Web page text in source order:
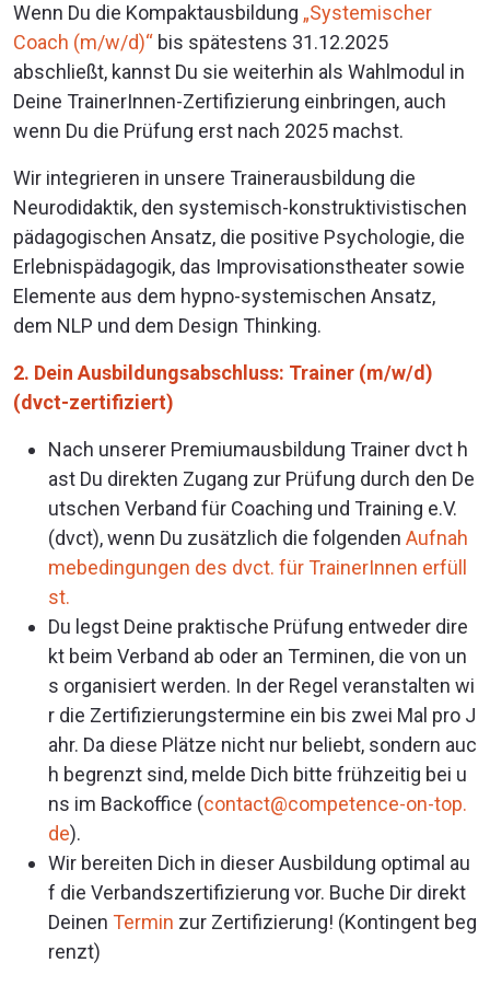
Wenn Du die Kompaktausbildung „Systemischer
Coach (m/w/d)“ bis spätestens 31.12.2025
abschließt, kannst Du sie weiterhin als Wahlmodul in
Deine TrainerInnen-Zertifizierung einbringen, auch
wenn Du die Prüfung erst nach 2025 machst.
Wir integrieren in unsere Trainerausbildung die
Neurodidaktik, den systemisch-konstruktivistischen
pädagogischen Ansatz, die positive Psychologie, die
Erlebnispädagogik, das Improvisationstheater sowie
Elemente aus dem hypno-systemischen Ansatz,
dem NLP und dem Design Thinking.
2. Dein Ausbildungsabschluss: Trainer (m/w/d)
(dvct-zertifiziert)
Nach unserer Premiumausbildung Trainer dvct h
ast Du direkten Zugang zur Prüfung durch den De
utschen Verband für Coaching und Training e.V.
(dvct), wenn Du zusätzlich die folgenden Aufnah
mebedingungen des dvct. für TrainerInnen erfüll
st.
Du legst Deine praktische Prüfung entweder dire
kt beim Verband ab oder an Terminen, die von un
s organisiert werden. In der Regel veranstalten wi
r die Zertifizierungstermine ein bis zwei Mal pro J
ahr. Da diese Plätze nicht nur beliebt, sondern auc
h begrenzt sind, melde Dich bitte frühzeitig bei u
ns im Backoffice (contact@competence-on-top.
de).
Wir bereiten Dich in dieser Ausbildung optimal au
f die Verbandszertifizierung vor. Buche Dir direkt
Deinen Termin zur Zertifizierung! (Kontingent beg
renzt)